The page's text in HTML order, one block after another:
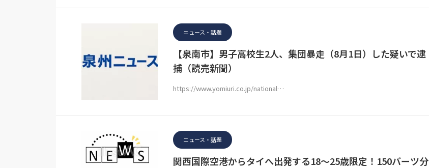
ニュース・話題
【泉南市】男子高校生2人、集団暴走（8月1日）した疑いで逮
捕（読売新聞）
https://www.yomiuri.co.jp/national…
ニュース・話題
関西国際空港からタイへ出発する18～25歳限定！150バーツ分